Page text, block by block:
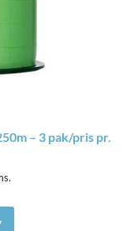
– 3 pak/pris pr.